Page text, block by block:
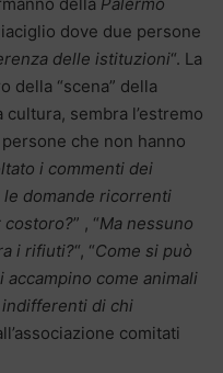
dove due persone
delle istituzioni“. La
della “scena” della
sembra l’estremo
che non hanno
i commenti dei
domande ricorrenti
costoro?” , “Ma nessuno
i rifiuti?“, “Come si può
come animali
di chi
comitati